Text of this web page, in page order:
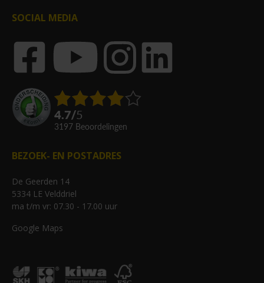
SOCIAL MEDIA
4.7/5
3197 beoordelingen
BEZOEK- EN POSTADRES
De Geerden 14
5334 LE Velddriel
ma t/m vr: 07.30 - 17.00 uur
Google Maps